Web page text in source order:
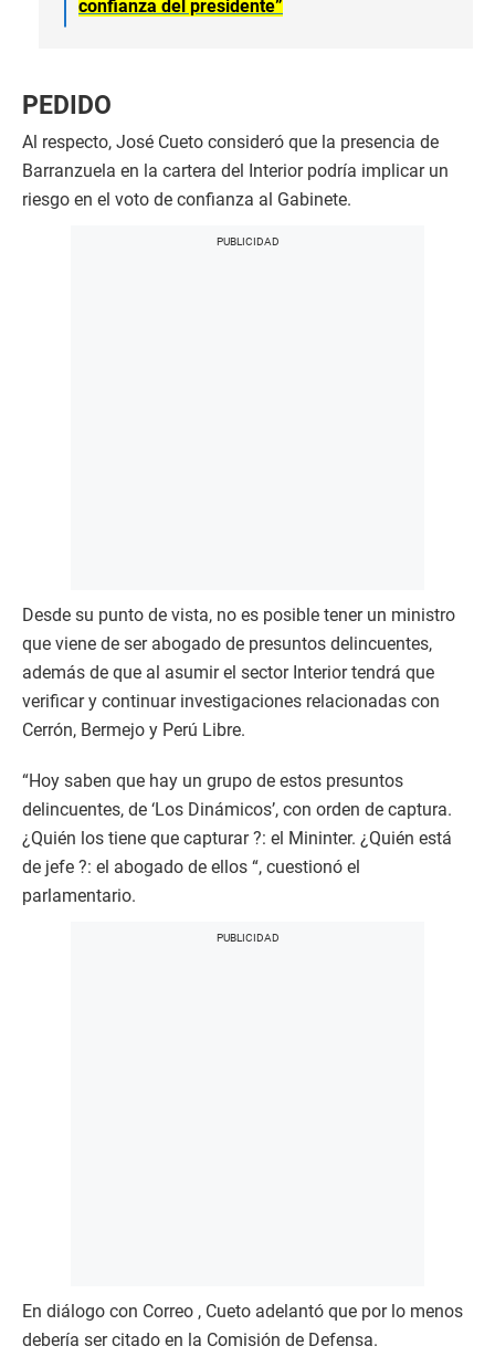
confianza del presidente”
PEDIDO
Al respecto, José Cueto consideró que la presencia de
Barranzuela en la cartera del Interior podría implicar un
riesgo en el voto de confianza al Gabinete.
Desde su punto de vista, no es posible tener un ministro
que viene de ser abogado de presuntos delincuentes,
además de que al asumir el sector Interior tendrá que
verificar y continuar investigaciones relacionadas con
Cerrón, Bermejo y Perú Libre.
“Hoy saben que hay un grupo de estos presuntos
delincuentes, de ‘Los Dinámicos’, con orden de captura.
¿Quién los tiene que capturar ?: el Mininter. ¿Quién está
de jefe ?: el abogado de ellos “, cuestionó el
parlamentario.
En diálogo con Correo , Cueto adelantó que por lo menos
debería ser citado en la Comisión de Defensa.